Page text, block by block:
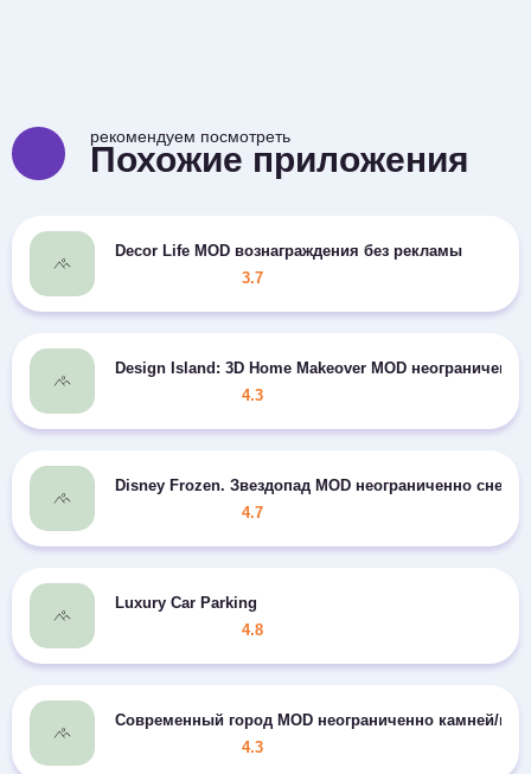
рекомендуем посмотреть
Похожие приложения
Decor Life MOD вознаграждения без рекламы
3.7
Design Island: 3D Home Makeover MOD
4.3
Disney Frozen. Звездопад MOD неограниченно
4.7
Luxury Car Parking
4.8
Современный город MOD неограниченно камней/
4.3